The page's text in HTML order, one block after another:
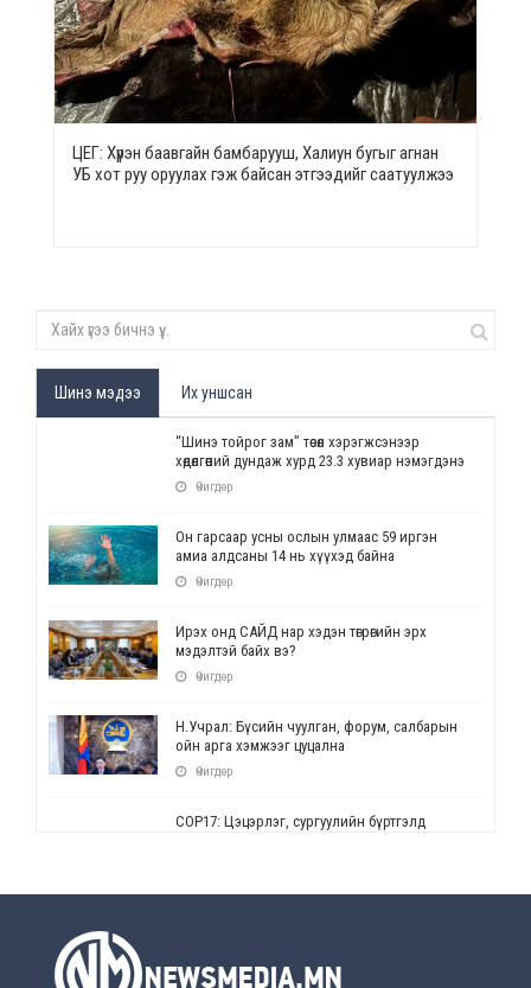
ЦЕГ: Хүрэн баавгайн бамбарууш, Халиун бугыг агнан
УБ хот руу оруулах гэж байсан этгээдийг саатуулжээ
Шинэ мэдээ Их уншсан
“Шинэ тойрог зам” төсөл хэрэгжсэнээр
хөдөлгөөний дундаж хурд 23.3 хувиар нэмэгдэнэ
Өчигдөр
Он гарсаар усны ослын улмаас 59 иргэн
амиа алдсаны 14 нь хүүхэд байна
Өчигдөр
Ирэх онд САЙД нар хэдэн төгрөгийн эрх
мэдэлтэй байх вэ?
Өчигдөр
Н.Учрал: Бүсийн чуулган, форум, салбарын
ойн арга хэмжээг цуцална
Өчигдөр
СОР17: Цэцэрлэг, сургуулийн бүртгэлд
Өчигдөр